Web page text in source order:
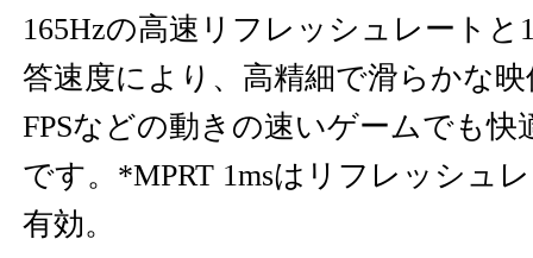
165Hzの高速リフレッシュレートと
答速度により、高精細で滑らかな
FPSなどの動きの速いゲームでも快
です。*MPRT 1msはリフレッシュ
有効。